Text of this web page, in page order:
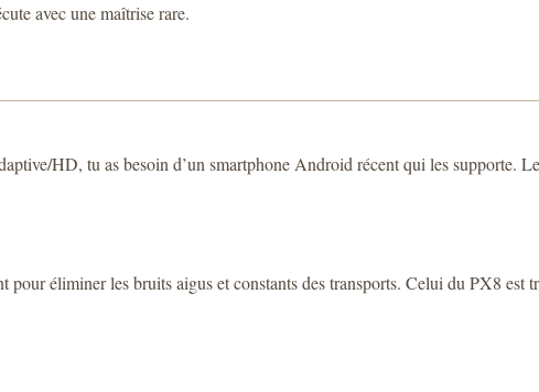
avec une maîtrise rare.
HD, tu as besoin d’un smartphone Android récent qui les supporte.
éliminer les bruits aigus et constants des transports. Celui du PX8 est